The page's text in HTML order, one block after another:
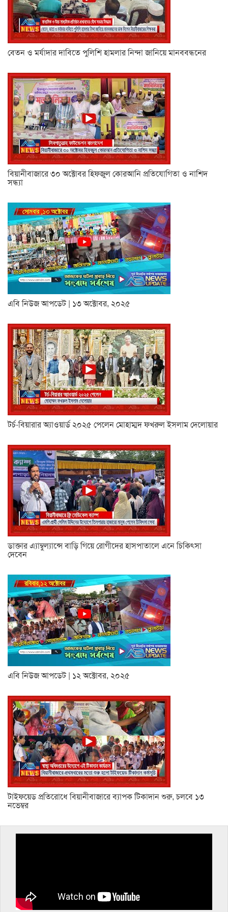
বেতন ও মর্যাদার দাবিতে পুলিশি হামলার নিন্দা জানিয়ে মানববন্ধনের
বিয়ানীবাজারে ৩০ অক্টোবর হিফজুল কোরআনি প্রতিযোগিতা ও নাশিদ
সন্ধ্যা
এবি নিউজ আপডেট | ১৩ অক্টোবর, ২০২৫
টর্চ-বিয়ারার অ্যাওয়ার্ড ২০২৫ পেলেন মোহাম্মদ ফখরুল ইসলাম দেলোয়ার
ডাক্তার এ্যাম্বুল্যান্সে বাড়ি গিয়ে রোগীদের হাসপাতালে এনে চিকিৎসা
দেবেন
এবি নিউজ আপডেট | ১২ অক্টোবর, ২০২৫
টাইফয়েড প্রতিরোধে বিয়ানীবাজারে ব্যাপক টিকাদান শুরু, চলবে ১৩
নভেম্বর